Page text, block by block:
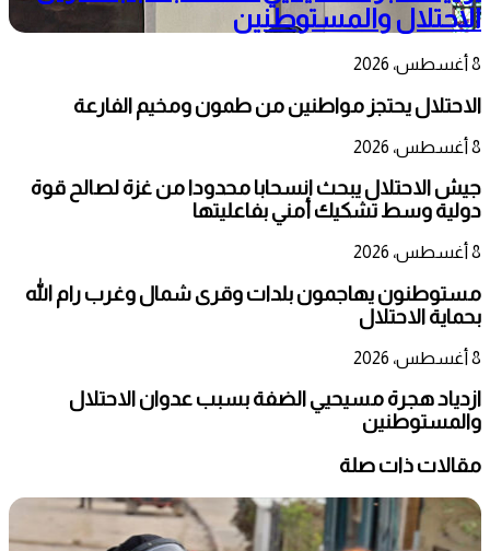
الاحتلال والمستوطنين
8 أغسطس، 2026
الاحتلال يحتجز مواطنين من طمون ومخيم الفارعة
8 أغسطس، 2026
جيش الاحتلال يبحث انسحابا محدودا من غزة لصالح قوة
دولية وسط تشكيك أمني بفاعليتها
8 أغسطس، 2026
مستوطنون يهاجمون بلدات وقرى شمال وغرب رام الله
بحماية الاحتلال
8 أغسطس، 2026
ازدياد هجرة مسيحيي الضفة بسبب عدوان الاحتلال
والمستوطنين
مقالات ذات صلة